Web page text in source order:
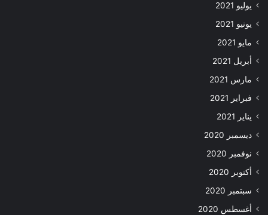
يوليو 2021
يونيو 2021
مايو 2021
أبريل 2021
مارس 2021
فبراير 2021
يناير 2021
ديسمبر 2020
نوفمبر 2020
أكتوبر 2020
سبتمبر 2020
أغسطس 2020